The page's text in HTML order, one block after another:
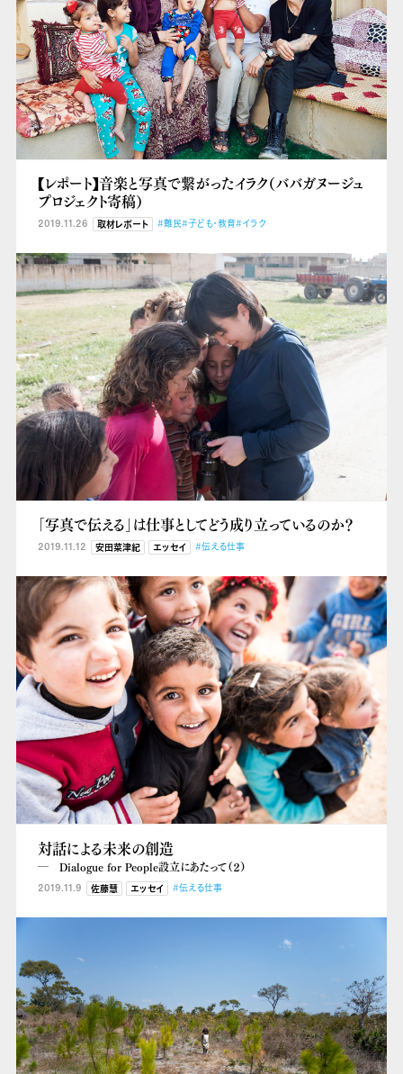
【レポート】音楽と写真で繋がったイラク（ババガヌージュ
プロジェクト寄稿）
2019.11.26 取材レポート #難民#子ども・教育#イラク
「写真で伝える」は仕事としてどう成り立っているのか？
2019.11.12 安田菜津紀 エッセイ #伝える仕事
対話による未来の創造
― Dialogue for People設立にあたって（２）
2019.11.9 佐藤慧 エッセイ #伝える仕事